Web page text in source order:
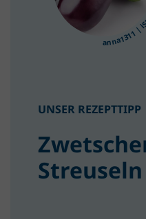
anna1311 |
UNSER REZEPTTIPP
Streuseln